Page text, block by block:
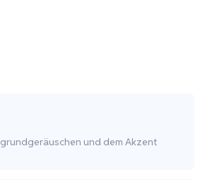
und dem Akzent